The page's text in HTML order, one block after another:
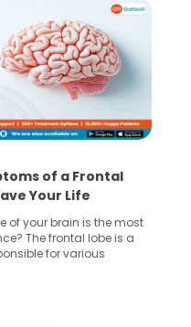
of a Frontal
Your Life
of your brain is the most
The frontal lobe is a
for various